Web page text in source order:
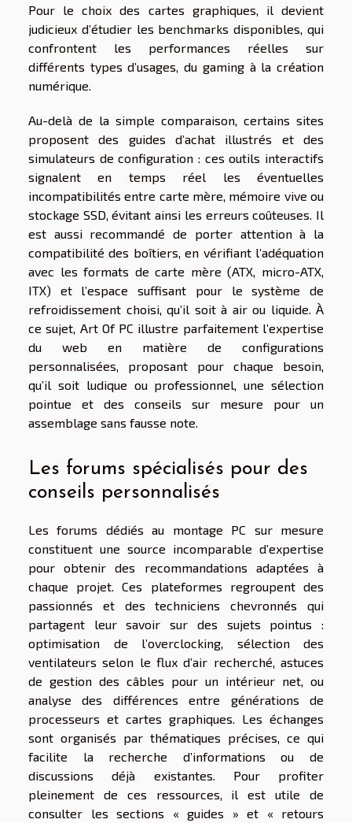
Pour le choix des cartes graphiques, il devient
judicieux d’étudier les benchmarks disponibles, qui
confrontent les performances réelles sur
différents types d’usages, du gaming à la création
numérique.
Au-delà de la simple comparaison, certains sites
proposent des guides d’achat illustrés et des
simulateurs de configuration : ces outils interactifs
signalent en temps réel les éventuelles
incompatibilités entre carte mère, mémoire vive ou
stockage SSD, évitant ainsi les erreurs coûteuses. Il
est aussi recommandé de porter attention à la
compatibilité des boîtiers, en vérifiant l’adéquation
avec les formats de carte mère (ATX, micro-ATX,
ITX) et l’espace suffisant pour le système de
refroidissement choisi, qu’il soit à air ou liquide. À
ce sujet, Art Of PC illustre parfaitement l’expertise
du web en matière de configurations
personnalisées, proposant pour chaque besoin,
qu’il soit ludique ou professionnel, une sélection
pointue et des conseils sur mesure pour un
assemblage sans fausse note.
Les forums spécialisés pour des
conseils personnalisés
Les forums dédiés au montage PC sur mesure
constituent une source incomparable d’expertise
pour obtenir des recommandations adaptées à
chaque projet. Ces plateformes regroupent des
passionnés et des techniciens chevronnés qui
partagent leur savoir sur des sujets pointus :
optimisation de l’overclocking, sélection des
ventilateurs selon le flux d’air recherché, astuces
de gestion des câbles pour un intérieur net, ou
analyse des différences entre générations de
processeurs et cartes graphiques. Les échanges
sont organisés par thématiques précises, ce qui
facilite la recherche d’informations ou de
discussions déjà existantes. Pour profiter
pleinement de ces ressources, il est utile de
consulter les sections « guides » et « retours